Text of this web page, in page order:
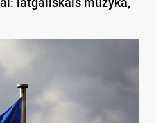
latgaliskais muzykā,